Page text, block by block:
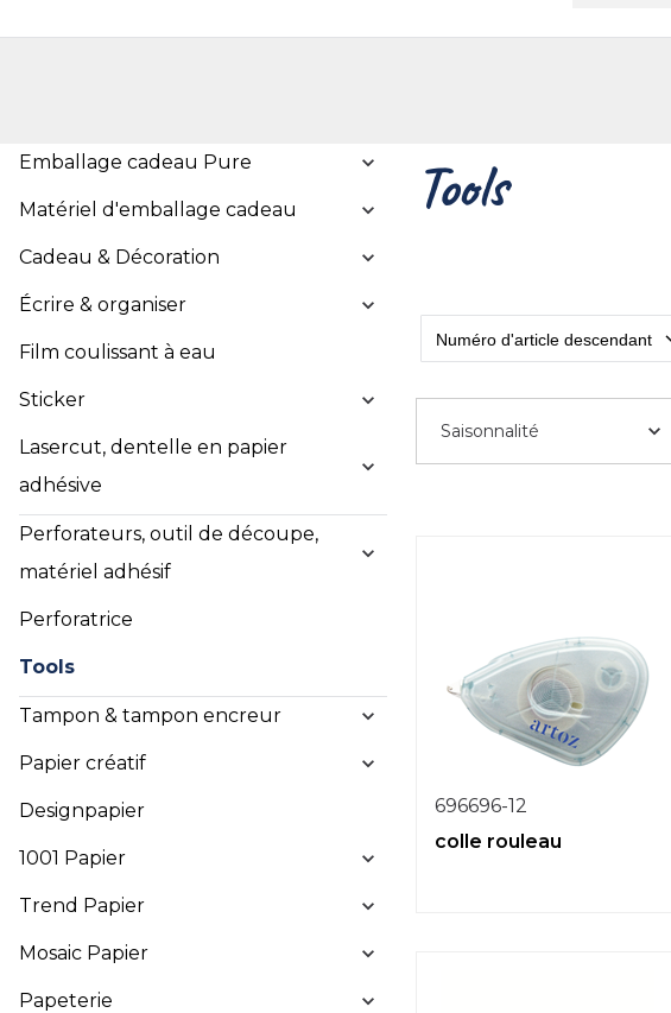
Emballage cadeau Pure
Matériel d'emballage cadeau
Cadeau & Décoration
Écrire & organiser
Film coulissant à eau
Sticker
Lasercut, dentelle en papier
adhésive
Perforateurs, outil de découpe,
matériel adhésif
Perforatrice
Tools
Tampon & tampon encreur
Papier créatif
Designpapier
1001 Papier
Trend Papier
Mosaic Papier
Papeterie
Tools
Saisonnalité
696696-12
colle rouleau